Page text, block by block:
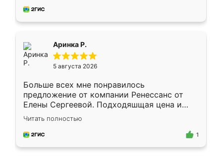
за день, ребята работали аккуратно, даже
Аринка Р.
5 августа 2026
Больше всех мне понравилось
предложение от компании Ренессанс от
Елены Сергеевой. Подходяшщая цена и
короткие сроки изготовления. Приехавший
для замера сотрудник Владислав
предложил по моему эскизу самый
Читать полностью
1